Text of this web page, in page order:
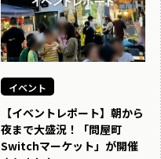
イベント
【イベントレポート】朝から
夜まで大盛況！「問屋町
Switchマーケット」が開催